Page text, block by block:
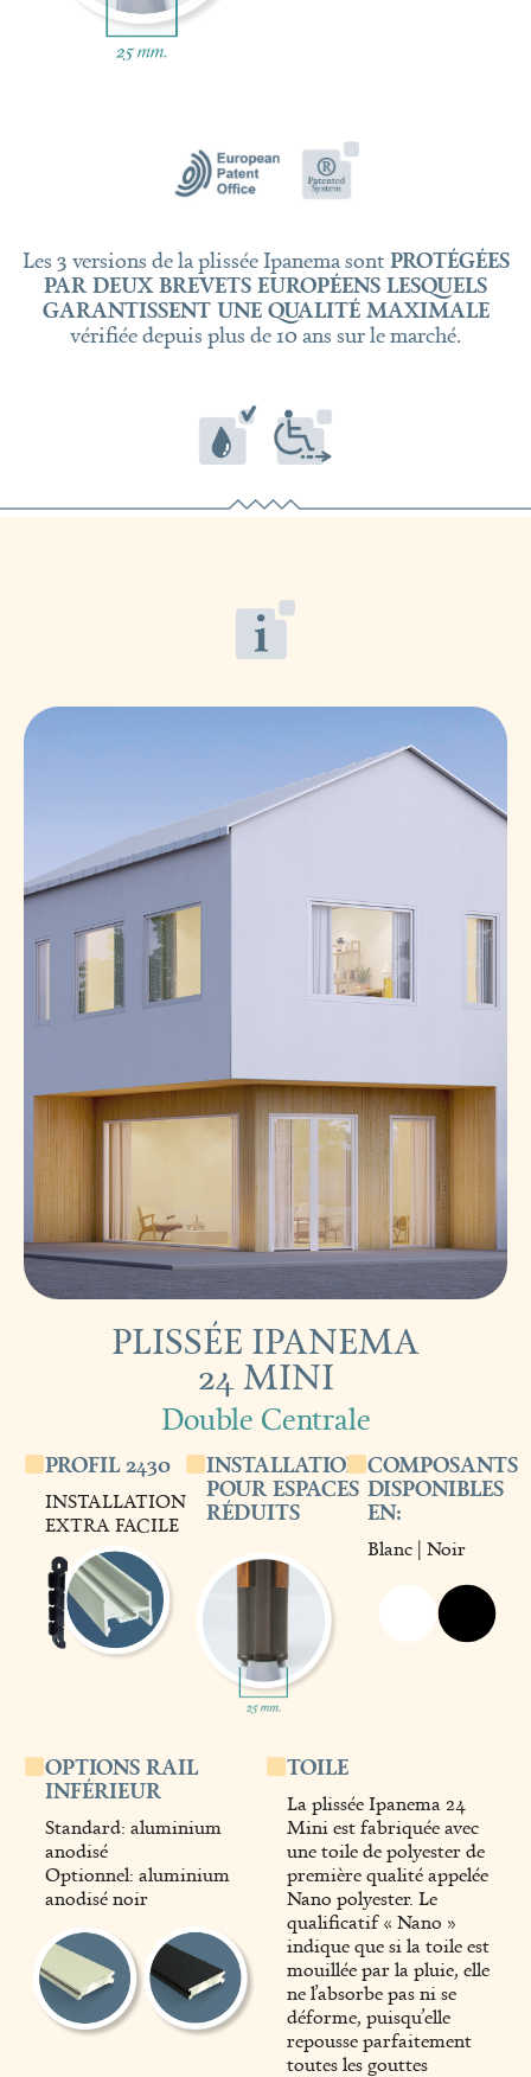
Les 3 versions de la plissée Ipanema sont PROTÉGÉES
PAR DEUX BREVETS EUROPÉENS LESQUELS
GARANTISSENT UNE QUALITÉ MAXIMALE
vérifiée depuis plus de 10 ans sur le marché.
PLISSÉE IPANEMA
24 MINI
Double Centrale
PROFIL 2430
INSTALLATION
EXTRA FACILE
INSTALLATION
POUR ESPACES
RÉDUITS
COMPOSANTS
DISPONIBLES
EN:
Blanc | Noir
OPTIONS RAIL
INFÉRIEUR
Standard: aluminium
anodisé
Optionnel: aluminium
anodisé noir
TOILE
La plissée Ipanema 24
Mini est fabriquée avec
une toile de polyester de
première qualité appelée
Nano polyester. Le
qualificatif « Nano »
indique que si la toile est
mouillée par la pluie, elle
ne l’absorbe pas ni se
déforme, puisqu’elle
repousse parfaitement
toutes les gouttes